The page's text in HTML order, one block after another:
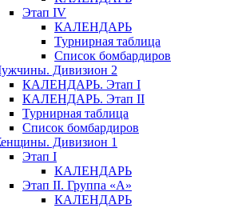
Этап IV
КАЛЕНДАРЬ
Турнирная таблица
Список бомбардиров
Дивизион 2
КАЛЕНДАРЬ. Этап I
КАЛЕНДАРЬ. Этап II
Турнирная таблица
Список бомбардиров
Дивизион 1
Этап I
КАЛЕНДАРЬ
Этап II. Группа «А»
КАЛЕНДАРЬ